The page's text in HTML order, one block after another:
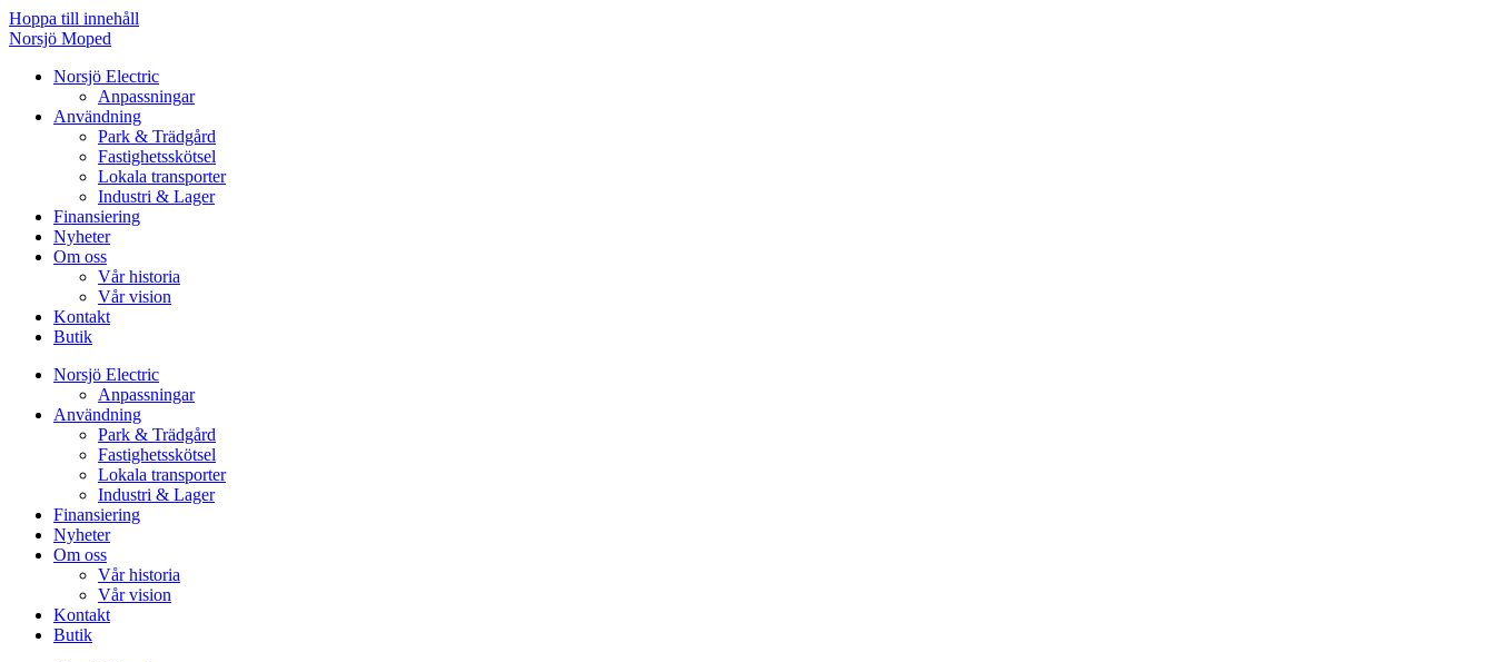
Hoppa till innehåll
Norsjö Moped
Norsjö Electric
Anpassningar
Användning
Park & Trädgård
Fastighetsskötsel
Lokala transporter
Industri & Lager
Finansiering
Nyheter
Om oss
Vår historia
Vår vision
Kontakt
Butik
Norsjö Electric
Anpassningar
Användning
Park & Trädgård
Fastighetsskötsel
Lokala transporter
Industri & Lager
Finansiering
Nyheter
Om oss
Vår historia
Vår vision
Kontakt
Butik